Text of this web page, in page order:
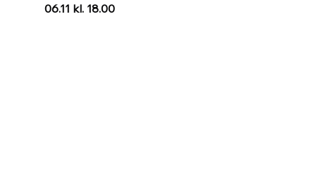
06.11 kl. 18.00